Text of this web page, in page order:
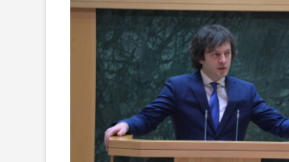
в
Грузии
снизился
на
четверть
год